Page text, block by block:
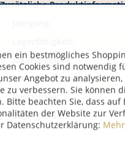
Zusätzliche
Alkoholgehalt:
Art / Bezeichnung:
Restzucker:
Säuregehalt:
ein bestmögliches
Cookies sind notwendig
Angebot zu
zu verbessern. Sie können
Bitte beachten Sie, dass
der Website zur
Datenschutzerklärung: